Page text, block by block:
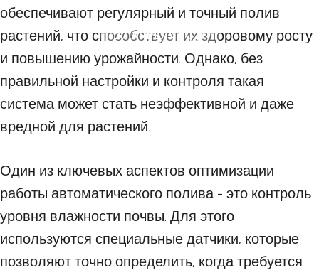
27 АПРЕЛЯ 2023
обеспечивают регулярный и точный полив
растений, что способствует их здоровому росту
и повышению урожайности. Однако, без
правильной настройки и контроля такая
система может стать неэффективной и даже
вредной для растений.
Один из ключевых аспектов оптимизации
работы автоматического полива - это контроль
уровня влажности почвы. Для этого
используются специальные датчики, которые
позволяют точно определить, когда требуется